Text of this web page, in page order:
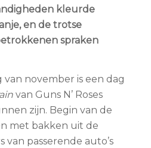
kleurde
en de trotse
spraken
van november is een dag
van Guns N’ Roses
zijn. Begin van de
met bakken uit de
van passerende auto’s